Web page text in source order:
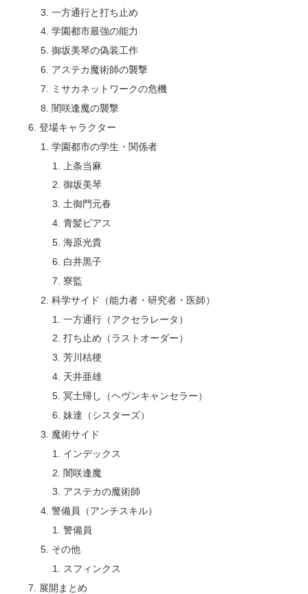
一方通行と打ち止め
学園都市最強の能力
御坂美琴の偽装工作
アステカ魔術師の襲撃
ミサカネットワークの危機
闇咲逢魔の襲撃
登場キャラクター
学園都市の学生・関係者
上条当麻
御坂美琴
土御門元春
青髪ピアス
海原光貴
白井黒子
寮監
科学サイド（能力者・研究者・医師）
一方通行（アクセラレータ）
打ち止め（ラストオーダー）
芳川桔梗
天井亜雄
冥土帰し（ヘヴンキャンセラー）
妹達（シスターズ）
魔術サイド
インデックス
闇咲逢魔
アステカの魔術師
警備員（アンチスキル）
警備員
その他
スフィンクス
展開まとめ